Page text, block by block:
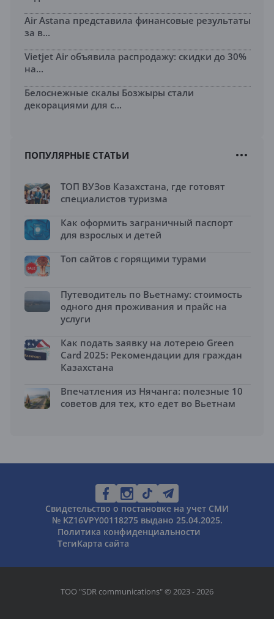
Air Astana представила финансовые результаты
за в...
Vietjet Air объявила распродажу: скидки до 30%
на...
Белоснежные скалы Бозжыры стали
декорациями для с...
ПОПУЛЯРНЫЕ СТАТЬИ
ТОП ВУЗов Казахстана, где готовят
специалистов туризма
Как оформить заграничный паспорт
для взрослых и детей
Топ сайтов с горящими турами
Путеводитель по Вьетнаму: стоимость
одного дня проживания и прайс на
услуги
Как подать заявку на лотерею Green
Card 2025: Рекомендации для граждан
Казахстана
Впечатления из Нячанга: полезные 10
советов для тех, кто едет во Вьетнам
Свидетельство о постановке на учет СМИ
№ KZ16VPY00118275 выдано 25.04.2025.
Политика конфиденциальности
ТегиКарта сайта
ТОО "SDR communications" © 2023 - 2026